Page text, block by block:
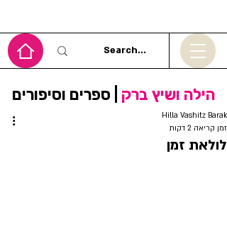
הילה ושיץ ברק | ספרים וסיפורים
לולאת זמן
Hilla Vashitz Barak
זמן קריאה 2 דקות